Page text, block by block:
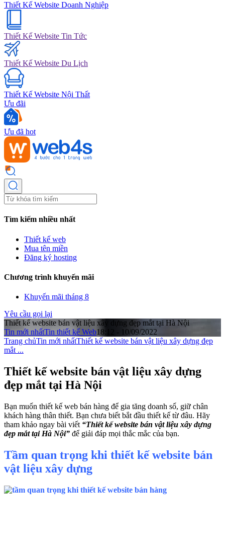
Thiết Kế Website Doanh Nghiệp
Thiết Kế Website Tin Tức
Thiết Kế Website Du Lịch
Thiết Kế Website Nội Thất
Ưu đãi
Ưu đã hot
Tìm kiếm nhiều nhất
Thiết kế web
Mua tên miền
Đăng ký hosting
Chương trình khuyến mãi
Khuyến mãi tháng 8
Yêu cầu gọi lại
Thiết kế website bán vật liệu xây dựng đẹp mắt tại Hà Nội
Tin mới nhấtTin thiết kế Web18:12 - 10/09/2022
Trang chủTin mới nhấtThiết kế website bán vật liệu xây dựng đẹp
mắt ...
Thiết kế website bán vật liệu xây dựng
đẹp mắt tại Hà Nội
Bạn muốn thiết kế web bán hàng để gia tăng doanh số, giữ chân
khách hàng thân thiết. Bạn chưa biết bắt đầu thiết kế từ đâu. Hãy
tham khảo ngay bài viết “Thiết kế website bán vật liệu xây dựng
đẹp mắt tại Hà Nội” để giải đáp mọi thắc mắc của bạn.
Tầm quan trọng khi thiết kế website bán
vật liệu xây dựng